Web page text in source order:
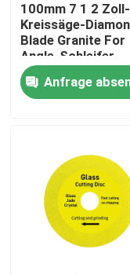
Nach Hause
Kontakte
Produkte
100mm 7 1 2 Zoll-
Kreissäge-
Blade Granite For
Angle-Schleifer
Anfrage